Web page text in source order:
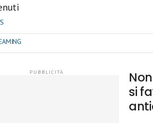
si